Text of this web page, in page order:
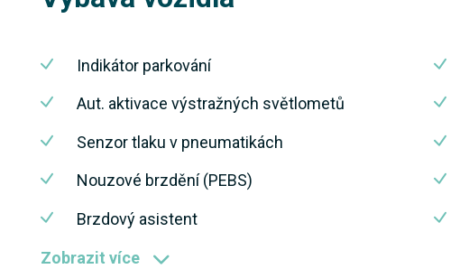
Indikátor parkování
Aut. aktivace výstražných světlometů
Senzor tlaku v pneumatikách
Nouzové brzdění (PEBS)
Brzdový asistent
Zobrazit více